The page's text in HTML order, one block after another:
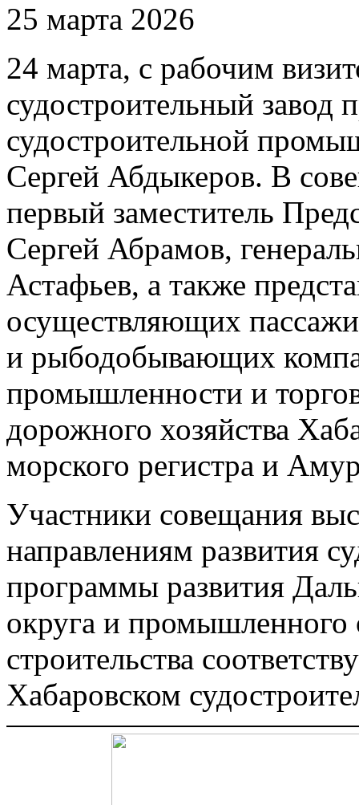
25 марта 2026
24 марта, с рабочим
судостроительный завод
судостроительной
Сергей Абдыкеров. В
первый заместитель
Сергей Абрамов,
Астафьев, а также
осуществляющих
и рыбодобывающих
промышленности и
дорожного хозяйства
морского регистра и
Участники совещания
направлениям развития
программы развития
округа и промышленного
строительства
Хабаровском